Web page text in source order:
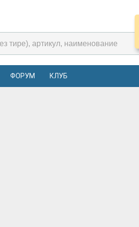
ФОРУМ КЛУБ